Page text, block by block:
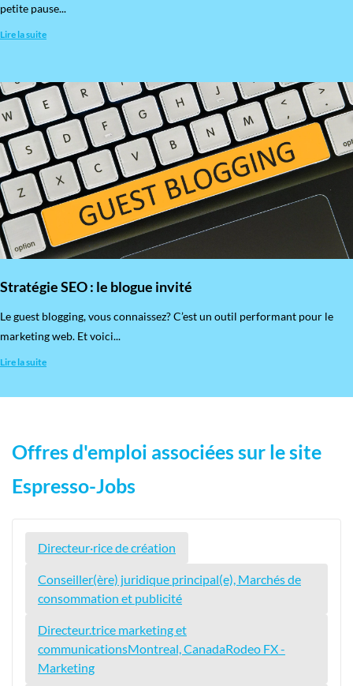
petite pause...
Lire la suite
Stratégie SEO : le blogue invité
​Le guest blogging, vous connaissez? C’est un outil performant pour le
marketing web. Et voici...
Lire la suite
Offres d'emploi associées sur le site
Espresso-Jobs
Directeur·rice de création
Conseiller(ère) juridique principal(e), Marchés de
consommation et publicité
Directeur.trice marketing et
communicationsMontreal, CanadaRodeo FX -
Marketing